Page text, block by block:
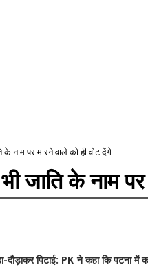
के नाम पर मारने वाले को ही वोट देंगे
जाति के नाम
दौड़ाकर पिटाई: PK ने कहा कि पटना